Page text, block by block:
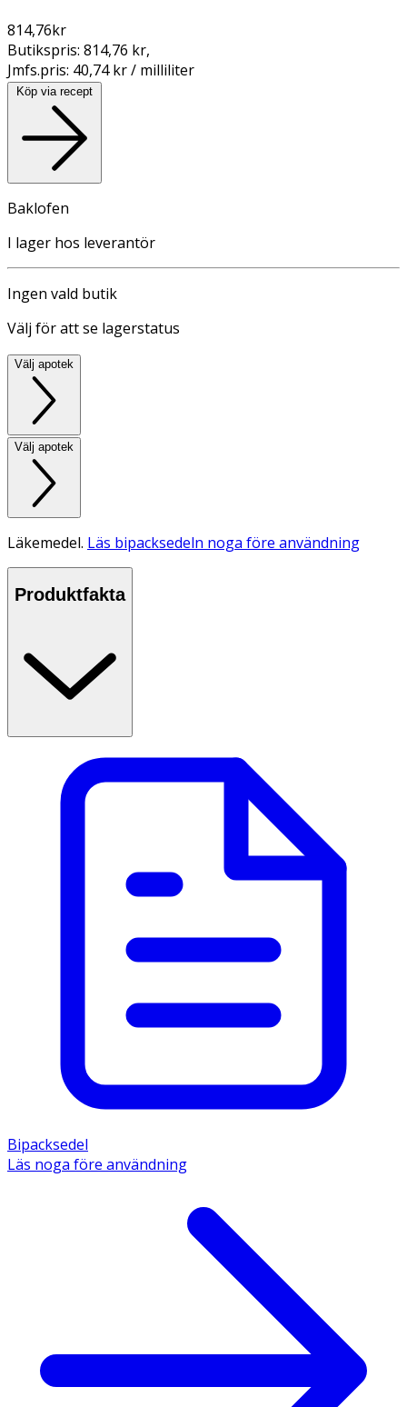
814,76kr
Butikspris: 814,76 kr,
Jmfs.pris: 40,74 kr / milliliter
Köp via recept
Baklofen
I lager hos leverantör
Ingen vald butik
Välj för att se lagerstatus
Välj apotek
Välj apotek
Läkemedel. Läs bipacksedeln noga före användning
Produktfakta
Bipacksedel
Läs noga före användning